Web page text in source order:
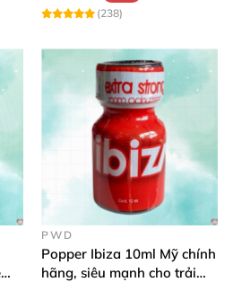
(238)
PWD
Popper Ibiza 10ml Mỹ chính
hãng, siêu mạnh cho trải